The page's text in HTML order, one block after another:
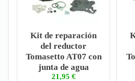
Kit de reparación
del reductor
Tomasetto AT07 con
junta de agua
21,95 €